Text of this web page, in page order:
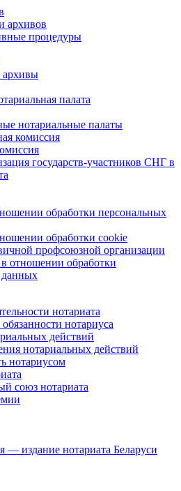
архивов
процедуры
архивы
палата
нотариальные палаты
комиссия
государств-участников СНГ в
обработки персональных
обработки cookie
профсоюзной организации
отношении обработки
данных
нотариата
нотариуса
действий
нотариальных действий
нотариусом
союз нотариата
— издание нотариата Беларуси